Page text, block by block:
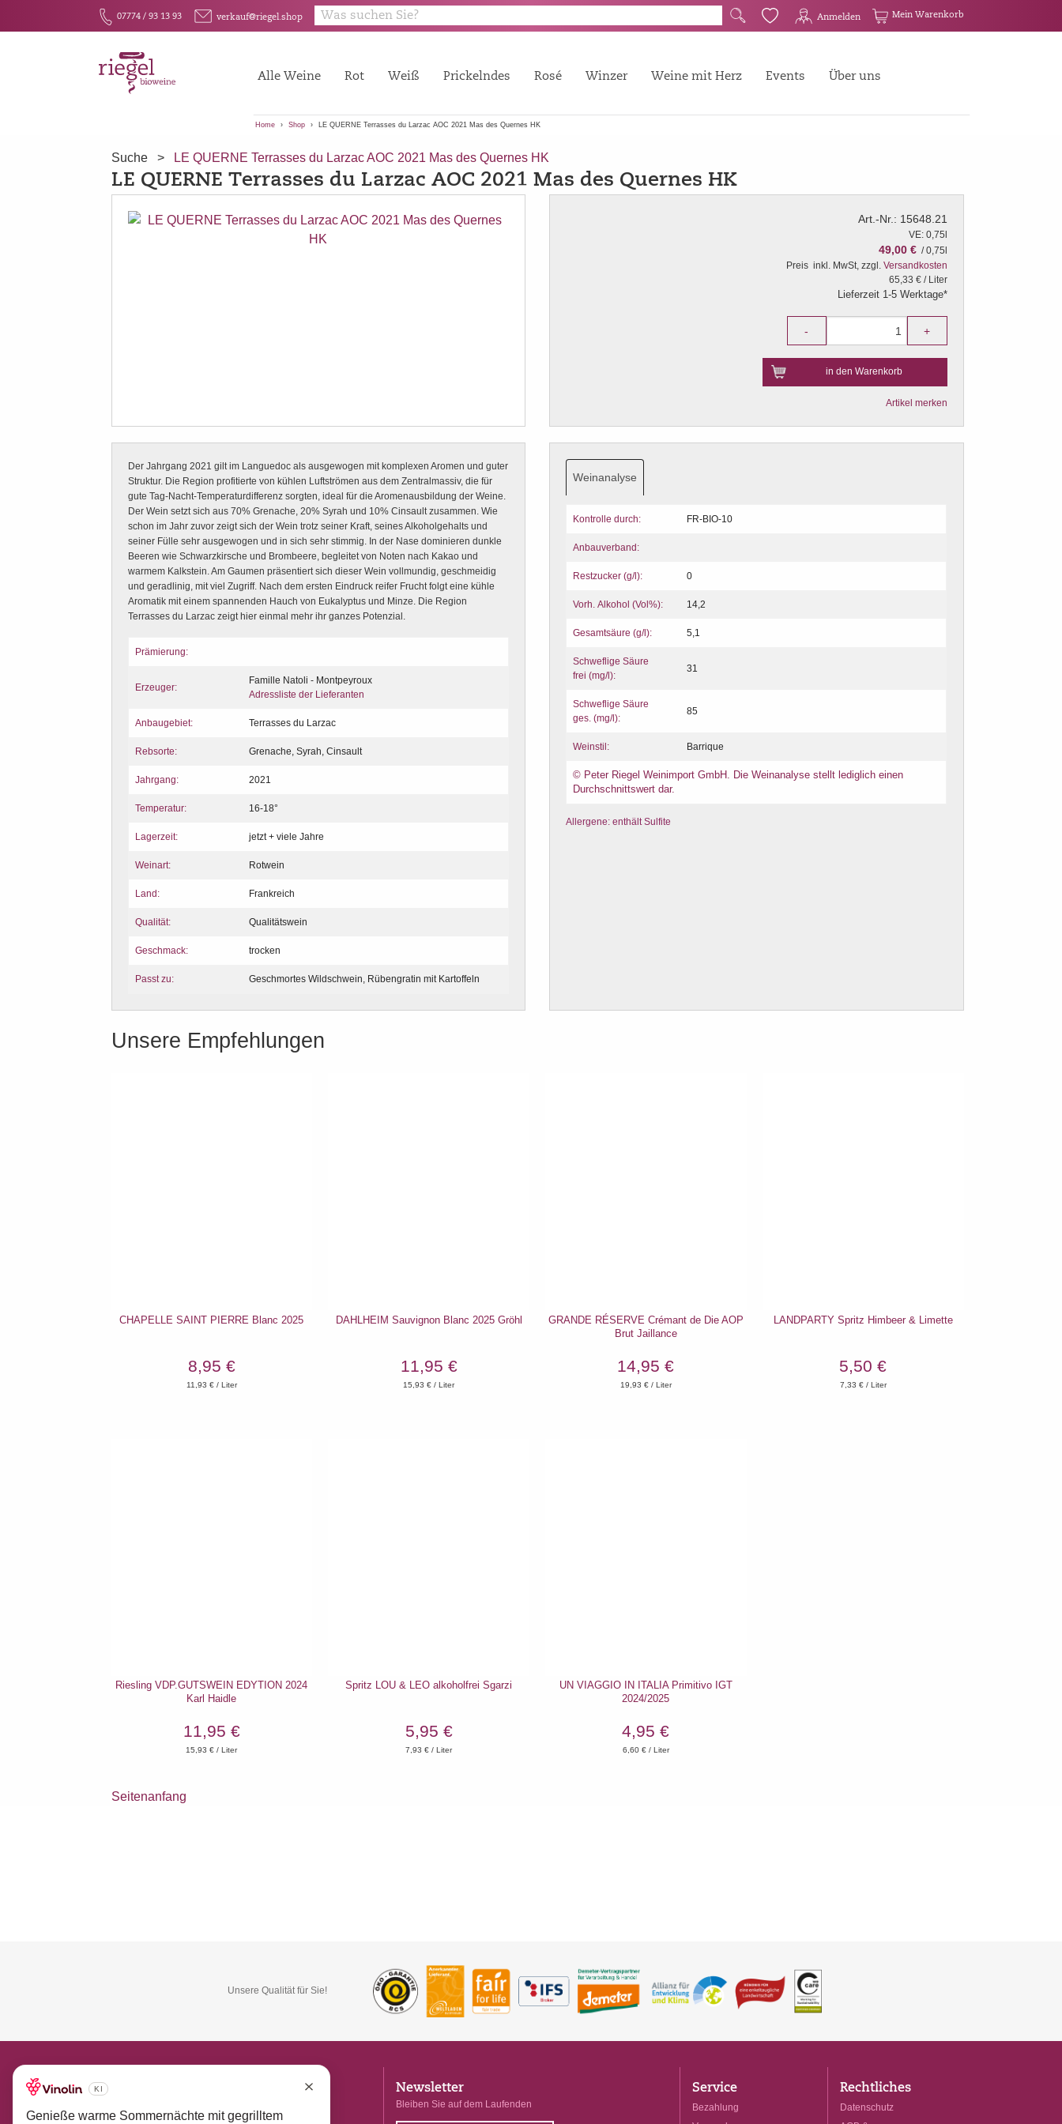
F 07774 / 93 13 93 E verkauf@riegel.shop Q G Anmelden Mein Warenkorb
Alle Weine Rot Weiß Prickelndes Rosé Winzer Weine mit Herz Events Über uns
Home Shop LE QUERNE Terrasses du Larzac AOC 2021 Mas des Quernes HK
Suche > LE QUERNE Terrasses du Larzac AOC 2021 Mas des Quernes HK
LE QUERNE Terrasses du Larzac AOC 2021 Mas des Quernes HK
Art.-Nr.: 15648.21
VE: 0,75l
49,00 € / 0,75l
Preis inkl. MwSt, zzgl. Versandkosten
65,33 € / Liter
Lieferzeit 1-5 Werktage*
- +
in den Warenkorb
Artikel merken
Der Jahrgang 2021 gilt im Languedoc als ausgewogen mit komplexen Aromen und guter
Struktur. Die Region profitierte von kühlen Luftströmen aus dem Zentralmassiv, die für
gute Tag-Nacht-Temperaturdifferenz sorgten, ideal für die Aromenausbildung der Weine.
Der Wein setzt sich aus 70% Grenache, 20% Syrah und 10% Cinsault zusammen. Wie
schon im Jahr zuvor zeigt sich der Wein trotz seiner Kraft, seines Alkoholgehalts und
seiner Fülle sehr ausgewogen und in sich sehr stimmig. In der Nase dominieren dunkle
Beeren wie Schwarzkirsche und Brombeere, begleitet von Noten nach Kakao und
warmem Kalkstein. Am Gaumen präsentiert sich dieser Wein vollmundig, geschmeidig
und geradlinig, mit viel Zugriff. Nach dem ersten Eindruck reifer Frucht folgt eine kühle
Aromatik mit einem spannenden Hauch von Eukalyptus und Minze. Die Region
Terrasses du Larzac zeigt hier einmal mehr ihr ganzes Potenzial.
Prämierung:
Erzeuger:
Famille Natoli - Montpeyroux
Adressliste der Lieferanten
Anbaugebiet: Terrasses du Larzac
Rebsorte: Grenache, Syrah, Cinsault
Jahrgang: 2021
Temperatur: 16-18°
Lagerzeit: jetzt + viele Jahre
Weinart: Rotwein
Land: Frankreich
Qualität: Qualitätswein
Geschmack: trocken
Passt zu: Geschmortes Wildschwein, Rübengratin mit Kartoffeln
Weinanalyse
Kontrolle durch: FR-BIO-10
Anbauverband:
Restzucker (g/l): 0
Vorh. Alkohol (Vol%): 14,2
Gesamtsäure (g/l): 5,1
Schweflige Säure
frei (mg/l):
31
Schweflige Säure
ges. (mg/l):
85
Weinstil: Barrique
© Peter Riegel Weinimport GmbH. Die Weinanalyse stellt lediglich einen
Durchschnittswert dar.
Allergene: enthält Sulfite
Unsere Empfehlungen
CHAPELLE SAINT PIERRE Blanc 2025
8,95 €
11,93 € / Liter
DAHLHEIM Sauvignon Blanc 2025 Gröhl
11,95 €
15,93 € / Liter
GRANDE RÉSERVE Crémant de Die AOP
Brut Jaillance
14,95 €
19,93 € / Liter
LANDPARTY Spritz Himbeer & Limette
5,50 €
7,33 € / Liter
Riesling VDP.GUTSWEIN EDYTION 2024
Karl Haidle
11,95 €
15,93 € / Liter
Spritz LOU & LEO alkoholfrei Sgarzi
5,95 €
7,93 € / Liter
UN VIAGGIO IN ITALIA Primitivo IGT
2024/2025
4,95 €
6,60€ / Liter
Seitenanfang
Unsere Qualität für Sie!
So erreichen Sie uns
Sie haben eine Frage oder
Newsletter
Bleiben Sie auf dem Laufenden
Service
Bezahlung
Rechtliches
Datenschutz